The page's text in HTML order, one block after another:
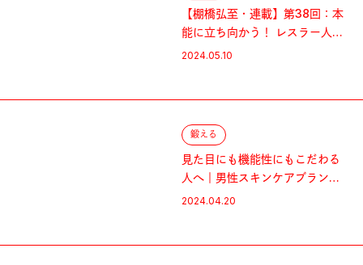
【棚橋弘至・連載】第38回：本
能に立ち向かう！ レスラー人生
をかけた戦いは今日も続く
2024.05.10
鍛える
見た目にも機能性にもこだわる
人へ｜男性スキンケアブランド
CEO・野口卓也さんのBig3
2024.04.20